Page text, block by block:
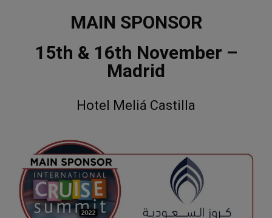
MAIN SPONSOR
15th & 16th November –
Madrid
Hotel Meliá Castilla